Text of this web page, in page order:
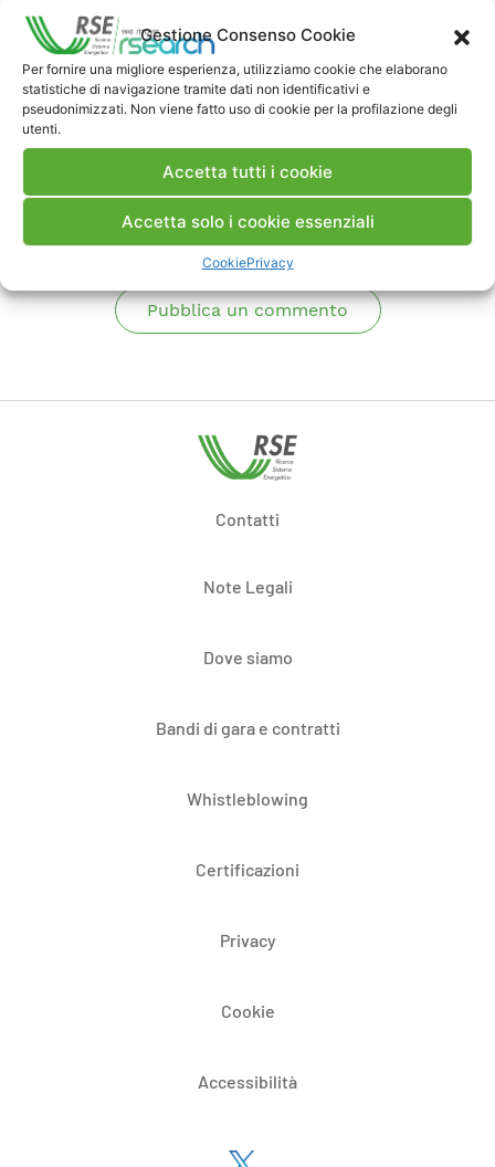
Gestione Consenso Cookie
Per fornire una migliore esperienza, utilizziamo cookie che elaborano
statistiche di navigazione tramite dati non identificativi e
pseudonimizzati. Non viene fatto uso di cookie per la profilazione degli
utenti.
Accetta tutti i cookie
Accetta solo i cookie essenziali
CookiePrivacy
prevalentemente sullo sviluppo e l’applicazione
delle tecniche di simulazione tipiche della
“Power System Analysis”.
Commenti
Pubblica un commento
Contatti
Note Legali
Dove siamo
Bandi di gara e contratti
Whistleblowing
Certificazioni
Privacy
Cookie
Accessibilità